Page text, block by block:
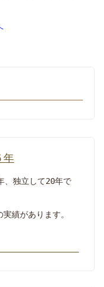
年
、独立して20年で
績があります。